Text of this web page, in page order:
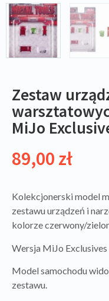
Zestaw
MiJo
89,00 zł
Kolekcjonerski model
zestawu urządzeń i
kolorze czerwony/
Wersja MiJo Exclusives
Model samochodu
zestawu.